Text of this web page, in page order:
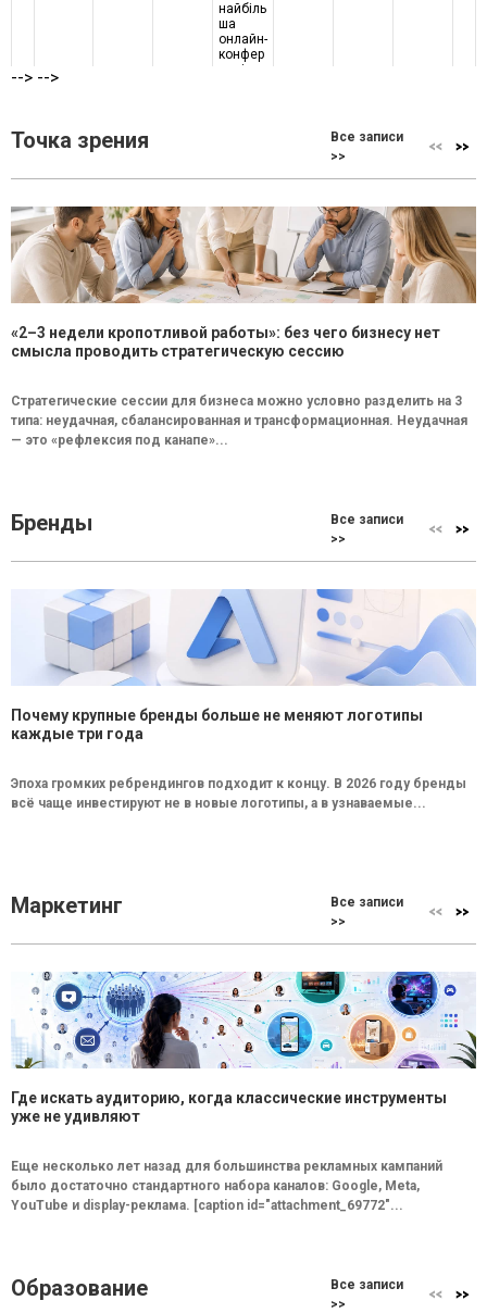
--> -->
Точка зрения
Все записи
>>
«2–3 недели кропотливой работы»: без чего бизнесу нет
смысла проводить стратегическую сессию
Стратегические сессии для бизнеса можно условно разделить на 3
типа: неудачная, сбалансированная и трансформационная. Неудачная
— это «рефлексия под канапе»...
Бренды
Все записи
>>
Почему крупные бренды больше не меняют логотипы
каждые три года
Эпоха громких ребрендингов подходит к концу. В 2026 году бренды
всё чаще инвестируют не в новые логотипы, а в узнаваемые...
Маркетинг
Все записи
>>
Где искать аудиторию, когда классические инструменты
уже не удивляют
Еще несколько лет назад для большинства рекламных кампаний
было достаточно стандартного набора каналов: Google, Meta,
YouTube и display-реклама. [caption id="attachment_69772"...
Образование
Все записи
>>